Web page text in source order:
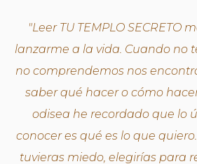
"Leer TU TEMPLO SECRETO
lanzarme a la vida. Cuando no
no comprendemos nos
saber qué hacer o cómo
odisea he recordado que lo
conocer es qué es lo que
tuvieras miedo, elegirías para